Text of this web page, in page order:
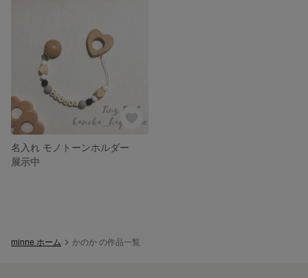
名入れ モノトーンホルダー
展示中
minne ホーム かのか の作品一覧